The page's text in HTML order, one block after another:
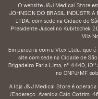
O website J&J Medical Store
JOHNSON DO BRASIL INDÚSTRIA
LTDA. com sede na Cidade de
Presidente Juscelino Kubitschek
Vila
Em parceria com a Vtex Ltda. que
site com sede na Cidade de
Brigadeiro Faria Lima, nº 4.440,
no CNPJ/MF
A loja J&J Medical Store é
/Endereço: Avenida Caio Cotrim,